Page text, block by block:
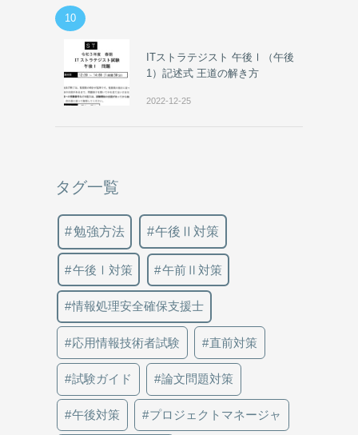
10
ITストラテジスト 午後Ⅰ（午後
1）記述式 王道の解き方
2022-12-25
タグ一覧
勉強方法 午後Ⅱ対策
午後Ⅰ対策 午前Ⅱ対策
情報処理安全確保支援士
応用情報技術者試験 直前対策
試験ガイド 論文問題対策
午後対策 プロジェクトマネージャ